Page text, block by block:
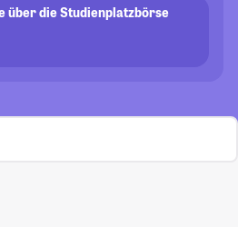
über die Studienplatzbörse